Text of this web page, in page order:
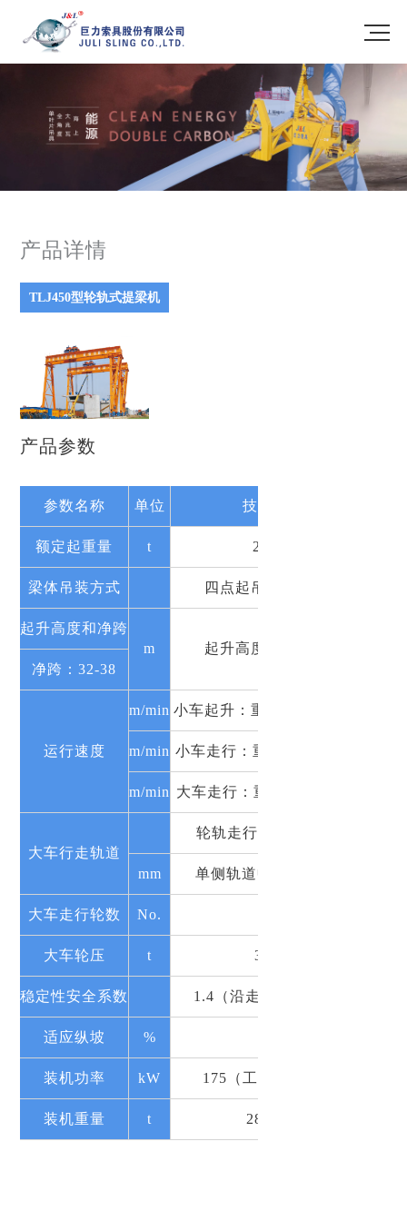
产品详情
TLJ450型轮轨式提梁机
产品参数
参数名称 单位 技术参数
额定起重量 t 2×450
梁体吊装方式 四点起吊、三点平衡
起升高度和净跨
m
起升高度：11～38.5
净跨：32-38
运行速度
m/min 小车起升：重载0-0.5 空载0-1
m/min 小车走行：重载0-3 空载0-6
m/min 大车走行：重载0-5 空载0-10
大车行走轨道
轮轨走行（单侧双轨）
mm 单侧轨道中心距：1505
大车走行轮数 No.
大车轮压 t 35-37
稳定性安全系数 1.4（沿走行轨道方向）
适应纵坡 %
装机功率 kW 175（工作功率100）
装机重量 t 285-397